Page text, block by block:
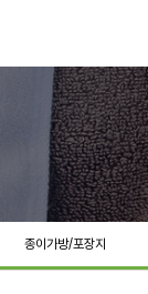
종이가방/포장지